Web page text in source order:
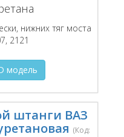
нижних тяг моста
2121
модель
штанги ВАЗ
(Код: